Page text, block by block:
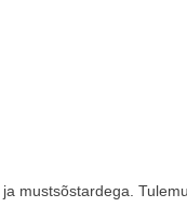
mustsõstardega.